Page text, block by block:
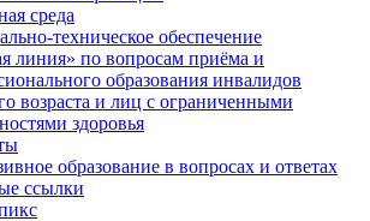
среда
техническое обеспечение
линия» по вопросам приёма и
образования инвалидов
возраста и лиц с ограниченными
здоровья
образование в вопросах и ответах
ссылки